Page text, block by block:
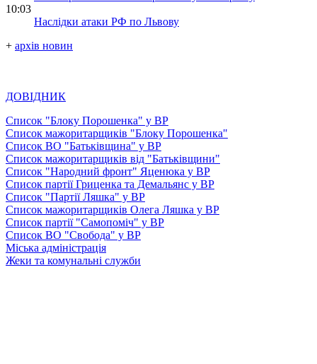
10:03
Наслідки атаки РФ по Львову
+ архів новин
ДОВІДНИК
Список "Блоку Порошенка" у ВР
Список мажоритарщиків "Блоку Порошенка"
Список ВО "Батьківщина" у ВР
Список мажоритарщиків від "Батьківщини"
Список "Народний фронт" Яценюка у ВР
Список партії Гриценка та Демальянс у ВР
Список "Партії Ляшка" у ВР
Список мажоритарщиків Олега Ляшка у ВР
Список партії "Самопоміч" у ВР
Список ВО "Свобода" у ВР
Міська адміністрація
Жеки та комунальні служби